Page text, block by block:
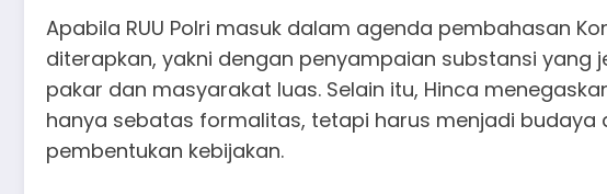
Apabila RUU Polri masuk dalam agenda pembahasan
diterapkan, yakni dengan penyampaian substansi yang
pakar dan masyarakat luas. Selain itu, Hinca
hanya sebatas formalitas, tetapi harus menjadi budaya
pembentukan kebijakan.